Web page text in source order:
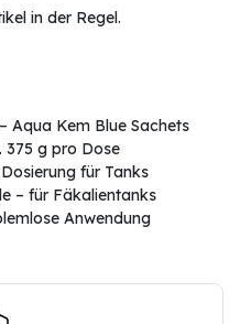
in der Regel.
Aqua Kem Blue Sachets
375 g pro Dose
für Tanks
– für Fäkalientanks
Anwendung